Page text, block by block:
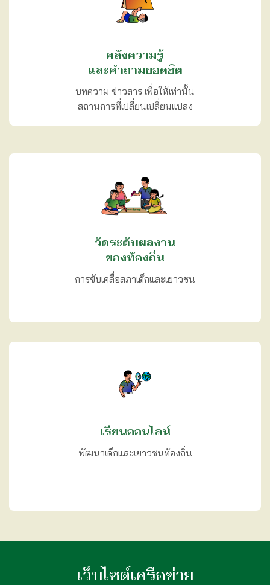
คลังความรู้
และคำถามยอดฮิต
บทความ ข่าวสาร เพื่อให้เท่านั้น
สถานการที่เปลี่ยนเปลี่ยนแปลง
วัดระดับผลงาน
ของท้องถิ่น
การขับเคลื่อสภาเด็กและเยาวชน
เรียนออนไลน์
พัฒนาเด็กและเยาวชนท้องถิ่น
เว็บไซต์เครือข่าย